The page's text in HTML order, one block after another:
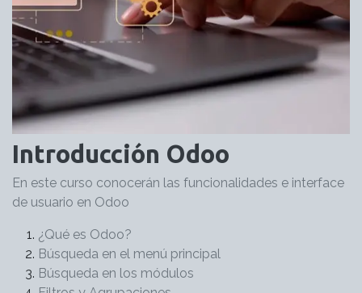
Introducción Odoo
En este curso conocerán las funcionalidades e interface
de usuario en Odoo
¿Qué es Odoo?
Búsqueda en el menú principal
Búsqueda en los módulos